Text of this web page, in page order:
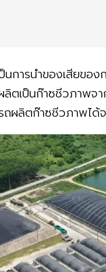
การนำของเสียขอ
ตเป็นก๊าซชีวภาพจ
ผลิตก๊าซชีวภาพได้